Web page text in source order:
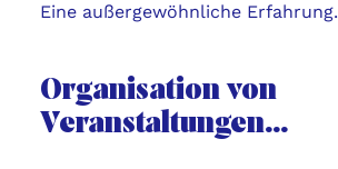
Eine außergewöhnliche Erfahrung.
Organisation von
Veranstaltungen…